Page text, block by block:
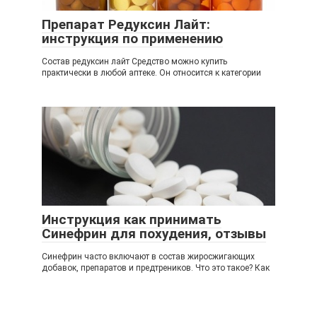
Препарат Редуксин Лайт:
инструкция по применению
Состав редуксин лайт Средство можно купить
практически в любой аптеке. Он относится к категории
Инструкция как принимать
Синефрин для похудения, отзывы
Синефрин часто включают в состав жиросжигающих
добавок, препаратов и предтреников. Что это такое? Как